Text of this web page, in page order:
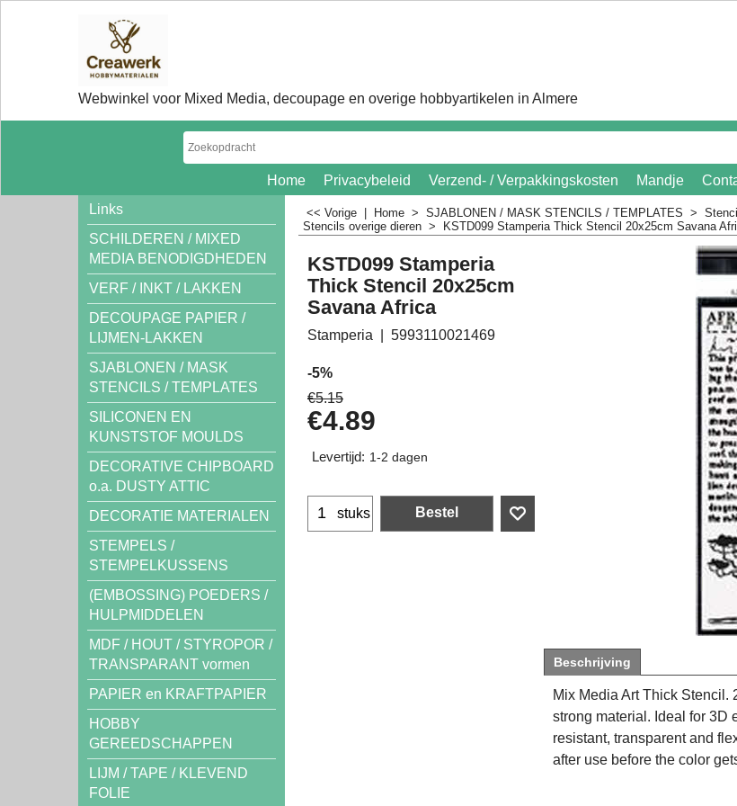
Webwinkel voor Mixed Media, decoupage en overige hobbyartikelen in Almere
Home Privacybeleid Verzend- / Verpakkingskosten Mandje
Links
SCHILDEREN / MIXED
MEDIA BENODIGDHEDEN
VERF / INKT / LAKKEN
DECOUPAGE PAPIER /
LIJMEN-LAKKEN
SJABLONEN / MASK
STENCILS / TEMPLATES
SILICONEN EN
KUNSTSTOF MOULDS
DECORATIVE CHIPBOARD
o.a. DUSTY ATTIC
DECORATIE MATERIALEN
STEMPELS /
STEMPELKUSSENS
(EMBOSSING) POEDERS /
HULPMIDDELEN
MDF / HOUT / STYROPOR /
TRANSPARANT vormen
PAPIER en KRAFTPAPIER
HOBBY
GEREEDSCHAPPEN
LIJM / TAPE / KLEVEND
FOLIE
<< Vorige Home > SJABLONEN / MASK STENCILS / TEMPLATES >
Stencils overige dieren > KSTD099 Stamperia Thick Stencil 20x25cm Savana
KSTD099 Stamperia
Thick Stencil 20x25cm
Savana Africa
Stamperia 5993110021469
-5%
€5.15
€4.89
Levertijd: 1-2 dagen
stuks Bestel
Beschrijving
Mix Media Art Thick Stencil.
strong material. Ideal for 3D
resistant, transparent and
after use before the color